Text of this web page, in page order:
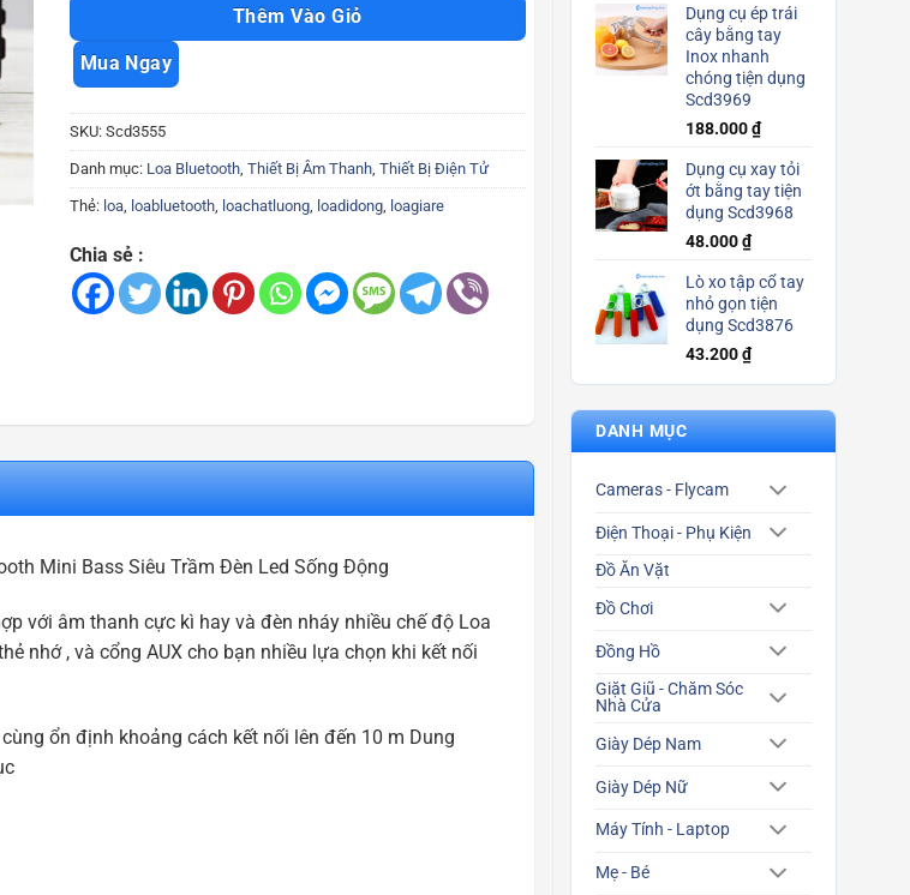
Dụng cụ ép trái
cây bằng tay
Inox nhanh
chóng tiện dụng
Scd3969
188.000₫
Dụng cụ xay tỏi
ớt bằng tay tiện
dụng Scd3968
48.000₫
Lò xo tập cổ tay
nhỏ gọn tiện
dụng Scd3876
43.200₫
DANH MỤC
Cameras - Flycam
Điện Thoại - Phụ Kiện
Đồ Ăn Vặt
Đồ Chơi
Đồng Hồ
Giặt Giũ - Chăm Sóc
Nhà Cửa
Giày Dép Nam
Giày Dép Nữ
Máy Tính - Laptop
Mẹ - Bé
Thêm Vào Giỏ
Mua Ngay
SKU: Scd3555
Danh mục: Loa Bluetooth, Thiết Bị Âm Thanh, Thiết Bị Điện Tử
Thẻ: loa, loabluetooth, loachatluong, loadidong, loagiare
Chia sẻ :
Mini Bass Siêu Trầm Đèn Led Sống Động
với âm thanh cực kì hay và đèn nháy nhiều chế độ Loa
nhớ , và cổng AUX cho bạn nhiều lựa chọn khi kết nối
ổn định khoảng cách kết nối lên đến 10 m Dung